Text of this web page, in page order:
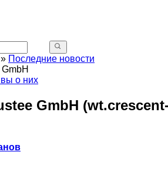
» Последние новости
о них
GmbH